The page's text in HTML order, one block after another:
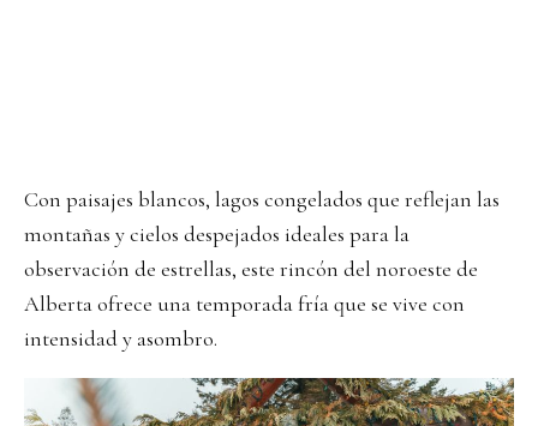
Con paisajes blancos, lagos congelados que reflejan las
montañas y cielos despejados ideales para la
observación de estrellas, este rincón del noroeste de
Alberta ofrece una temporada fría que se vive con
intensidad y asombro.